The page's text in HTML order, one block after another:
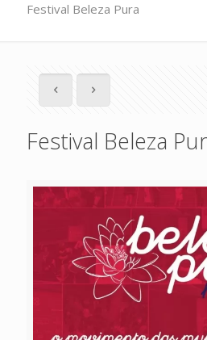
Festival Beleza Pura
Festival Beleza